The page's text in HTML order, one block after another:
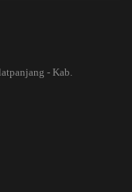
- Kab.